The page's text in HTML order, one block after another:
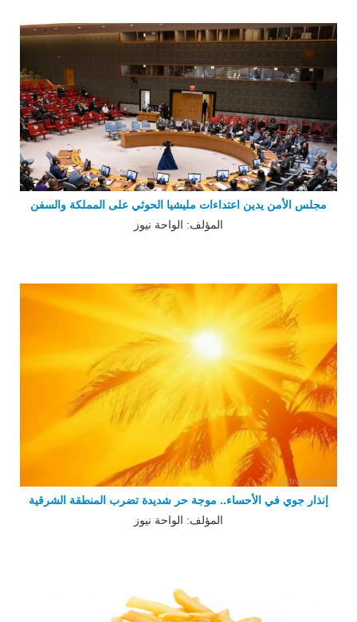
مجلس الأمن يدين اعتداءات مليشيا الحوثي على المملكة والسفن
المؤلف: الواحة نيوز
إنذار جوي في الأحساء.. موجة حر شديدة تضرب المنطقة الشرقية
المؤلف: الواحة نيوز